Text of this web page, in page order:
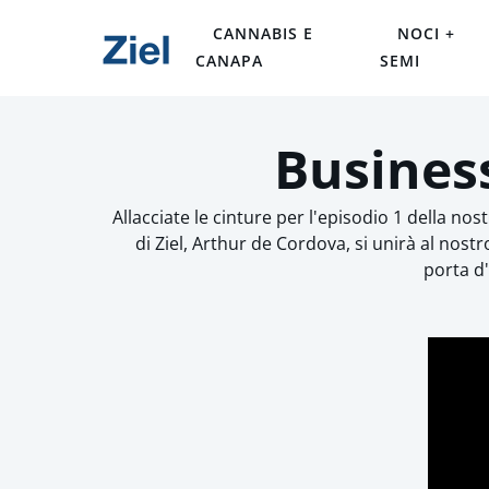
CANNABIS E
CANAPA
NOCI +
SEMI
Allacciate le cinture per l'episodio 1 della
di Ziel, Arthur de Cordova, si unirà al
porta